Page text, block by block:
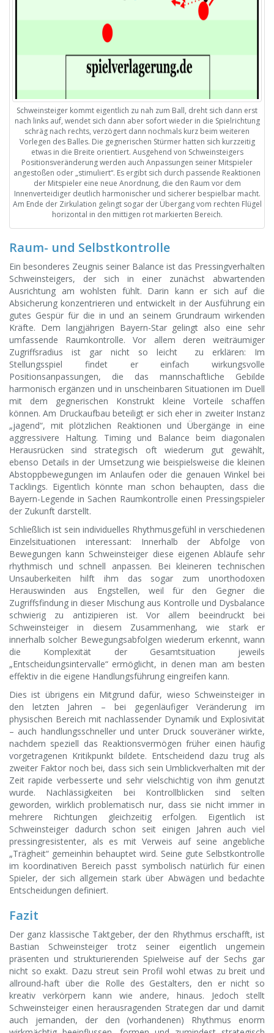
Schweinsteiger kommt eigentlich zu nah zum Ball, dreht sich dann erst
nach links auf, wendet sich dann aber sofort wieder in die Spielrichtung
schräg nach rechts, verzögert dann nochmals kurz beim weiteren
Vorlegen des Balles. Die gegnerischen Stürmer hatten sich kurzzeitig
etwas in die Breite orientiert. Ausgehend von Schweinsteigers
Positionsveränderung werden auch Anpassungen seiner Mitspieler
angestoßen oder „stimuliert“. Es ergibt sich durch passende Reaktionen
der Mitspieler eine neue Anordnung, die den Raum vor dem
Innenverteidiger deutlich harmonischer und sicherer bespielbar macht.
Am Ende der Zirkulation gelingt sogar der Übergang vom rechten Flügel
horizontal in den mittigen rot markierten Bereich.
Raum- und Selbstkontrolle
Ein besonderes Zeugnis seiner Balance ist das Pressingverhalten
Schweinsteigers, der sich in einer zunächst abwartenden
Ausrichtung am wohlsten fühlt. Darin kann er sich auf die
Absicherung konzentrieren und entwickelt in der Ausführung ein
gutes Gespür für die in und an seinem Grundraum wirkenden
Kräfte. Dem langjährigen Bayern-Star gelingt also eine sehr
umfassende Raumkontrolle. Vor allem deren weiträumiger
Zugriffsradius ist gar nicht so leicht zu erklären: Im
Stellungsspiel findet er einfach wirkungsvolle
Positionsanpassungen, die das mannschaftliche Gebilde
harmonisch ergänzen und in unscheinbaren Situationen im Duell
mit dem gegnerischen Konstrukt kleine Vorteile schaffen
können. Am Druckaufbau beteiligt er sich eher in zweiter Instanz
„jagend“, mit plötzlichen Reaktionen und Übergänge in eine
aggressivere Haltung. Timing und Balance beim diagonalen
Herausrücken sind strategisch oft wiederum gut gewählt,
ebenso Details in der Umsetzung wie beispielsweise die kleinen
Abstoppbewegungen im Anlaufen oder die genauen Winkel bei
Tacklings. Eigentlich könnte man schon behaupten, dass die
Bayern-Legende in Sachen Raumkontrolle einen Pressingspieler
der Zukunft darstellt.
Schließlich ist sein individuelles Rhythmusgefühl in verschiedenen
Einzelsituationen interessant: Innerhalb der Abfolge von
Bewegungen kann Schweinsteiger diese eigenen Abläufe sehr
rhythmisch und schnell anpassen. Bei kleineren technischen
Unsauberkeiten hilft ihm das sogar zum unorthodoxen
Herauswinden aus Engstellen, weil für den Gegner die
Zugriffsfindung in dieser Mischung aus Kontrolle und Dysbalance
schwierig zu antizipieren ist. Vor allem beeindruckt bei
Schweinsteiger in diesem Zusammenhang, wie stark er
innerhalb solcher Bewegungsabfolgen wiederum erkennt, wann
die Komplexität der Gesamtsituation jeweils
„Entscheidungsintervalle“ ermöglicht, in denen man am besten
effektiv in die eigene Handlungsführung eingreifen kann.
Dies ist übrigens ein Mitgrund dafür, wieso Schweinsteiger in
den letzten Jahren – bei gegenläufiger Veränderung im
physischen Bereich mit nachlassender Dynamik und Explosivität
– auch handlungsschneller und unter Druck souveräner wirkte,
nachdem speziell das Reaktionsvermögen früher einen häufig
vorgetragenen Kritikpunkt bildete. Entscheidend dazu trug als
zweiter Faktor noch bei, dass sich sein Umblickverhalten mit der
Zeit rapide verbesserte und sehr vielschichtig von ihm genutzt
wurde. Nachlässigkeiten bei Kontrollblicken sind selten
geworden, wirklich problematisch nur, dass sie nicht immer in
mehrere Richtungen gleichzeitig erfolgen. Eigentlich ist
Schweinsteiger dadurch schon seit einigen Jahren auch viel
pressingresistenter, als es mit Verweis auf seine angebliche
„Trägheit“ gemeinhin behauptet wird. Seine gute Selbstkontrolle
im koordinativen Bereich passt symbolisch natürlich für einen
Spieler, der sich allgemein stark über Abwägen und bedachte
Entscheidungen definiert.
Fazit
Der ganz klassische Taktgeber, der den Rhythmus erschafft, ist
Bastian Schweinsteiger trotz seiner eigentlich ungemein
präsenten und strukturierenden Spielweise auf der Sechs gar
nicht so exakt. Dazu streut sein Profil wohl etwas zu breit und
allround-haft über die Rolle des Gestalters, den er nicht so
kreativ verkörpern kann wie andere, hinaus. Jedoch stellt
Schweinsteiger einen herausragenden Strategen dar und damit
auch jemanden, der den (vorhandenen) Rhythmus enorm